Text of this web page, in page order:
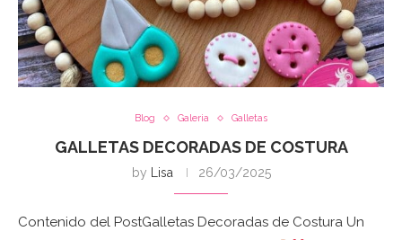
Blog Galeria Galletas
GALLETAS DECORADAS DE COSTURA
by Lisa 26/03/2025
Contenido del PostGalletas Decoradas de Costura Un